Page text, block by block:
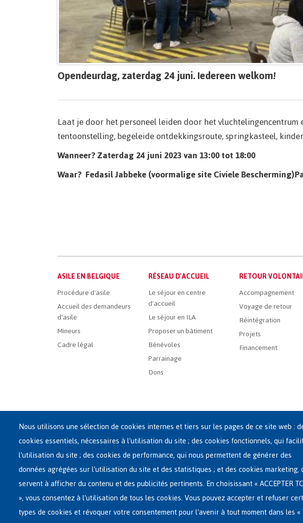
Opendeurdag, zaterdag 24 juni. Iedereen welkom!
Laat je door het personeel leiden door het vluchtelingencentrum
tentoonstelling, begeleide ontdekkingsroute, springkasteel,
Wanneer? Zaterdag 24 juni 2023 van 13:00 tot 18:00
Waar? Fedasil Jabbeke (voormalige site Civiele
Main
French
Menu
ASILE EN BELGIQUE
Procédure d'asile
Accueil des demandeurs
d'asile
Mineurs
Cadre légal
RÉSEAU D'ACCUEIL
Le séjour en centre
d'accueil
Le séjour en ILA
Proposer un bâtiment
Bénévoles
Parrainage
Dons
RETOUR
Accompagnement
Voyage de retour
Réintégration
Projets
Financement
Siège central de Fedasil
Rue des Chartreux 21 , 1000 Bruxelles
E-mail : info@fedasil.be • T : +32-(0)2-213 44 11 • F : +32-(0)2-213 44 22
Vie privée, copyright et disclaimer
Déclaration d'accessibilité
Déclaration
Paramètres de cookies
Nous utilisons une sélection de cookies internes et tiers sur les pages de ce site web :
cookies essentiels, nécessaires à l'utilisation du site ; des cookies fonctionnels, qui
l'utilisation du site ; des cookies de performance, qui nous permettent de générer des
données agrégées sur l'utilisation du site et des statistiques ; et des cookies marketing,
servent à afficher du contenu et des publicités pertinents. En choisissant « ACCEPTER
», vous consentez à l'utilisation de tous les cookies. Vous pouvez accepter et refuser
types de cookies et révoquer votre consentement pour l'avenir à tout moment dans les «